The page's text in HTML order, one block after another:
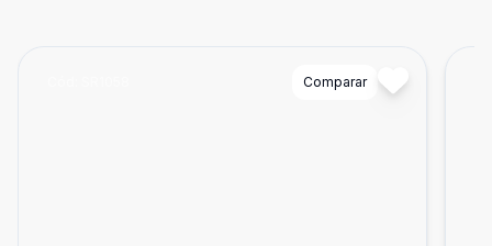
Comparar